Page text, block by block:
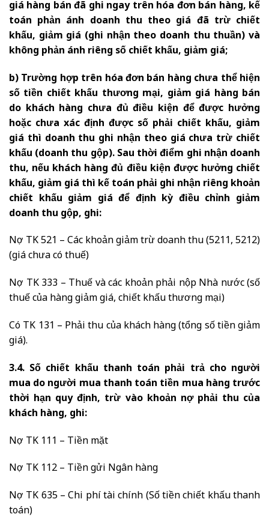
giá hàng bán đã ghi ngay trên hóa đơn bán hàng, kế
toán phản ánh doanh thu theo giá đã trừ chiết
khấu, giảm giá (ghi nhận theo doanh thu thuần) và
không phản ánh riêng số chiết khấu, giảm giá;
b) Trường hợp trên hóa đơn bán hàng chưa thể hiện
số tiền chiết khấu thương mại, giảm giá hàng bán
do khách hàng chưa đủ điều kiện để được hưởng
hoặc chưa xác định được số phải chiết khấu, giảm
giá thì doanh thu ghi nhận theo giá chưa trừ chiết
khấu (doanh thu gộp). Sau thời điểm ghi nhận doanh
thu, nếu khách hàng đủ điều kiện được hưởng chiết
khấu, giảm giá thì kế toán phải ghi nhận riêng khoản
chiết khấu giảm giá để định kỳ điều chỉnh giảm
doanh thu gộp, ghi:
Nợ TK 521 – Các khoản giảm trừ doanh thu (5211, 5212)
(giá chưa có thuế)
Nợ TK 333 – Thuế và các khoản phải nộp Nhà nước (số
thuế của hàng giảm giá, chiết khấu thương mại)
Có TK 131 – Phải thu của khách hàng (tổng số tiền giảm
giá).
3.4. Số chiết khấu thanh toán phải trả cho người
mua do người mua thanh toán tiền mua hàng trước
thời hạn quy định, trừ vào khoản nợ phải thu của
khách hàng, ghi:
Nợ TK 111 – Tiền mặt
Nợ TK 112 – Tiền gửi Ngân hàng
Nợ TK 635 – Chi phí tài chính (Số tiền chiết khấu thanh
toán)